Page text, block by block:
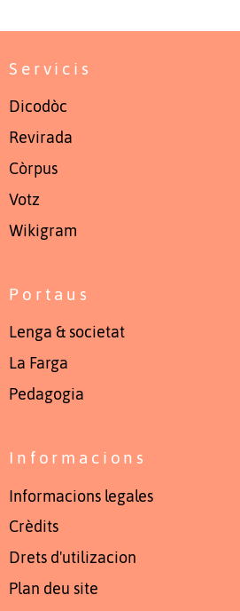
Servicis
Dicodòc
Revirada
Còrpus
Votz
Wikigram
Portaus
Lenga & societat
La Farga
Pedagogia
Informacions
Informacions legales
Crèdits
Drets d'utilizacion
Plan deu site